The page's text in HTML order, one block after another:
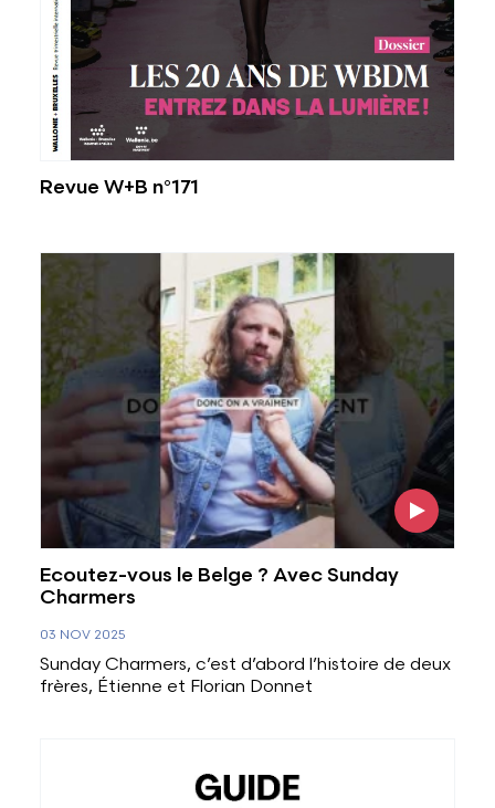
Revue W+B n°171
Voir l'image
Ecoutez-vous le Belge ? Avec Sunday
Charmers
03 NOV 2025
Sunday Charmers, c’est d’abord l’histoire de deux
frères, Étienne et Florian Donnet